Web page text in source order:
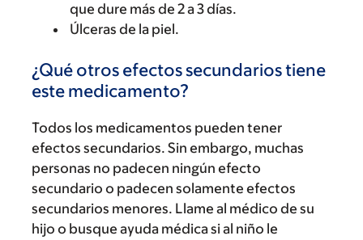
que dure más de 2 a 3 días.
Úlceras de la piel.
¿Qué otros efectos secundarios tiene
este medicamento?
Todos los medicamentos pueden tener
efectos secundarios. Sin embargo, muchas
personas no padecen ningún efecto
secundario o padecen solamente efectos
secundarios menores. Llame al médico de su
hijo o busque ayuda médica si al niño le